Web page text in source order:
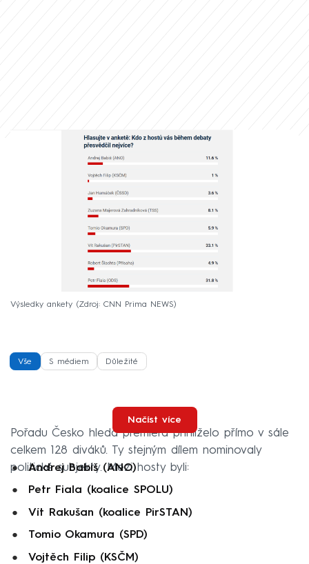
Výsledky ankety Zdroj: CNN Prima NEWS
Vše S médiem Důležité
Načíst více
Pořadu Česko hledá premiéra přihlíželo přímo v sále
celkem 128 diváků. Ty stejným dílem nominovaly
politické subjekty. Mezi hosty byli:
Andrej Babiš (ANO)
Petr Fiala (koalice SPOLU)
Vít Rakušan (koalice PirSTAN)
Tomio Okamura (SPD)
Vojtěch Filip (KSČM)